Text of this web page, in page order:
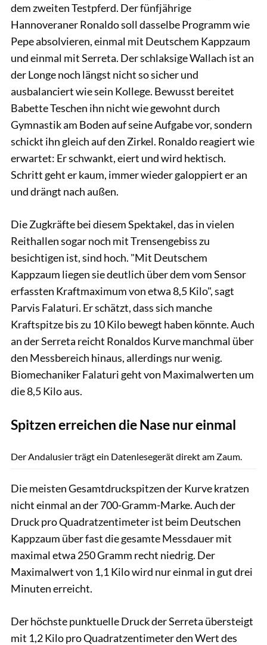
dem zweiten Testpferd. Der fünfjährige
Hannoveraner Ronaldo soll dasselbe Programm wie
Pepe absolvieren, einmal mit Deutschem Kappzaum
und einmal mit Serreta. Der schlaksige Wallach ist an
der Longe noch längst nicht so sicher und
ausbalanciert wie sein Kollege. Bewusst bereitet
Babette Teschen ihn nicht wie gewohnt durch
Gymnastik am Boden auf seine Aufgabe vor, sondern
schickt ihn gleich auf den Zirkel. Ronaldo reagiert wie
erwartet: Er schwankt, eiert und wird hektisch.
Schritt geht er kaum, immer wieder galoppiert er an
und drängt nach außen.
Die Zugkräfte bei diesem Spektakel, das in vielen
Reithallen sogar noch mit Trensengebiss zu
besichtigen ist, sind hoch. "Mit Deutschem
Kappzaum liegen sie deutlich über dem vom Sensor
erfassten Kraftmaximum von etwa 8,5 Kilo", sagt
Parvis Falaturi. Er schätzt, dass sich manche
Kraftspitze bis zu 10 Kilo bewegt haben könnte. Auch
an der Serreta reicht Ronaldos Kurve manchmal über
den Messbereich hinaus, allerdings nur wenig.
Biomechaniker Falaturi geht von Maximalwerten um
die 8,5 Kilo aus.
Spitzen erreichen die Nase nur einmal
Der Andalusier trägt ein Datenlesegerät direkt am Zaum.
Die meisten Gesamtdruckspitzen der Kurve kratzen
nicht einmal an der 700-Gramm-Marke. Auch der
Druck pro Quadratzentimeter ist beim Deutschen
Kappzaum über fast die gesamte Messdauer mit
maximal etwa 250 Gramm recht niedrig. Der
Maximalwert von 1,1 Kilo wird nur einmal in gut drei
Minuten erreicht.
Der höchste punktuelle Druck der Serreta übersteigt
mit 1,2 Kilo pro Quadratzentimeter den Wert des